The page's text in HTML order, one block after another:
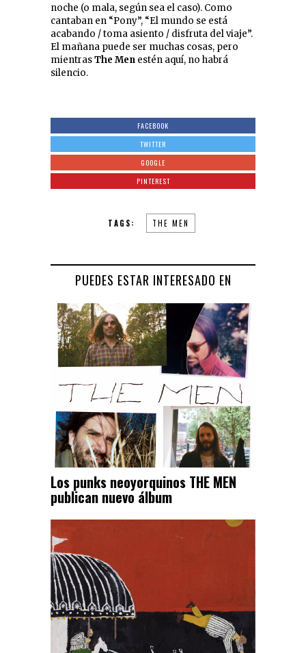
noche (o mala, según sea el caso). Como
cantaban en “Pony”, “El mundo se está
acabando / toma asiento / disfruta del viaje”.
El mañana puede ser muchas cosas, pero
mientrasThe Men estén aquí, no habrá
silencio.
FACEBOOK
TWITTER
GOOGLE
PINTEREST
TAGS: THE MEN
PUEDES ESTAR INTERESADO EN
Los punks neoyorquinos THE MEN
publican nuevo álbum